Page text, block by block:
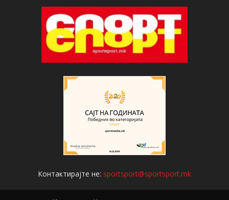
Контактирајте не: sportsport@sportsport.mk